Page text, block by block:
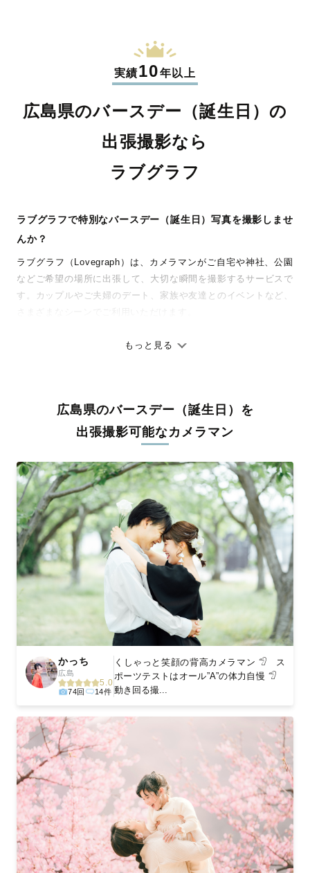
実績10年以上
広島県のバースデー（誕生日）の
出張撮影なら
ラブグラフ
ラブグラフで特別なバースデー（誕生日）写真を撮影しませ
んか？
ラブグラフ（Lovegraph）は、カメラマンがご自宅や神社、公園
などご希望の場所に出張して、大切な瞬間を撮影するサービスで
す。カップルやご夫婦のデート、家族や友達とのイベントなど、
ありのままの空気感を大切に、何十年経っても見返したくなるよ
料金は全国どこでも一律。わかりやすく安心の価格設定です。オ
リジナルの研修と厳正な審査に合格し、撮影技術やホスピタリテ
ィを身につけたプロのカメラマンが全国47都道府県に在籍してい
験をお届けします。
丁寧なレタッチで思い出を美しく仕上げます
撮影後は、独自の編集技術で写真の明るさや色合いを丁寧に調
整。自然な雰囲気を残しつつも、おしゃれで洗練された仕上がり
に。きっと「こんな写真を撮ってほしかった！」と思える一枚に
出会えます。まずは、ラブグラフの 撮影事例をご覧ください。
もっと見る
広島県のバースデー（誕生日）を
出張撮影可能なカメラマン
かっち
広島
5.0
74回 14件
くしゃっと笑顔の背高カメラマン 𓅿 ス
ポーツテストはオール”A”の体力自慢 𓅿
動き回る撮...